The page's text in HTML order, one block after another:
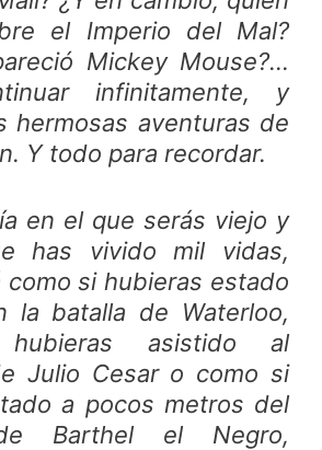
el Imperio del Mal?
Mickey Mouse?…
infinitamente, y
hermosas aventuras de
Y todo para recordar.
en el que serás viejo y
has vivido mil vidas,
como si hubieras estado
la batalla de Waterloo,
asistido al
Julio Cesar o como si
a pocos metros del
Barthel el Negro,